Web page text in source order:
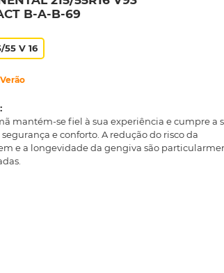
B-A-B-69
55 V 16
Verão
mantém-se fiel à sua experiência e cumpre a
e conforto. A redução do risco da
e a longevidade da gengiva são